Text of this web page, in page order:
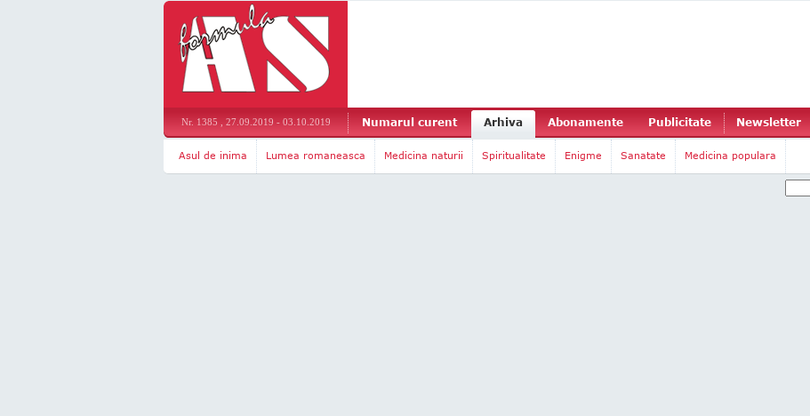
Nr. 1385 , 27.09.2019 - 03.10.2019 Numarul curent Arhiva Abonamente Publicitate Newsletter
Asul de inima Lumea romaneasca Medicina naturii Spiritualitate Enigme Sanatate Medicina populara